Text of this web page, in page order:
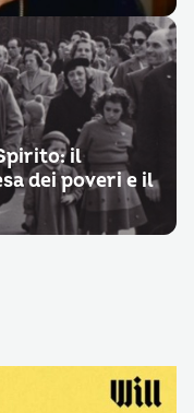
il
dei poveri e il